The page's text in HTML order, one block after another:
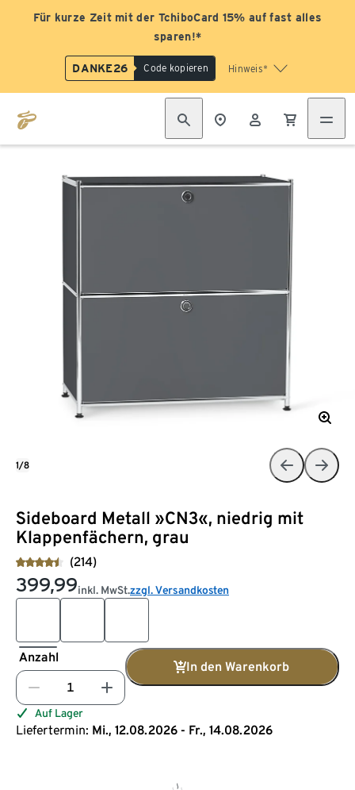
Für kurze Zeit mit der TchiboCard 15% auf fast alles
sparen!*
DANKE26 Code kopieren Hinweis*
Sideboard Metall »CN3«, niedrig mit
Klappenfächern, grau
(214)
399,99inkl. MwSt.zzgl. Versandkosten
Anzahl
In den Warenkorb
Auf Lager
Liefertermin: Mi., 12.08.2026 - Fr., 14.08.2026
1/8